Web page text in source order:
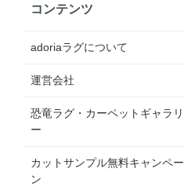
コンテンツ
adoriaラグについて
運営会社
恐竜ラグ・カーペットギャラリ
ー
カットサンプル無料キャンペー
ン